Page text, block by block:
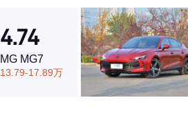
4.74
MG MG7
13.79-17.89万